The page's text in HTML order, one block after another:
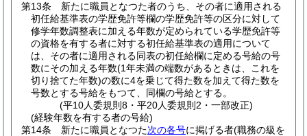
第13条
新たに職員となつた者のうち、その者に適用される
初任給基準表の学歴免許等欄の学歴免許等の区分に対して
修学年数調整表に加える年数が定められている学歴免許等
の資格を有する者に対する初任給基準表の適用について
は、その者に適用される同表の初任給欄に定める号給の号
数にその加える年数(1年未満の端数があるときは、これを
切り捨てた年数)の数に4を乗じて得た数を加えて得た数を
号数とする号給をもつて、同欄の号給とする。
(平10人委規則8・平20人委規則2・一部改正)
(経験年数を有する者の号給)
第14条
新たに職員となつた次の各号に掲げる者(職務の級を